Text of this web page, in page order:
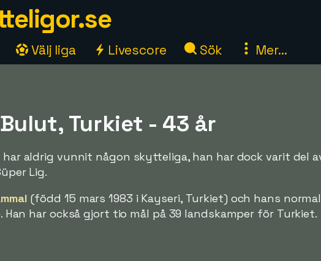
Välj liga Livescore Sök Mer...
Turkiet - 43 år
aldrig vunnit någon skytteliga, han har dock varit del
Lig.
(född 15 mars 1983 i Kayseri, Turkiet) och hans
Han har också gjort tio mål på 39 landskamper för Turkiet.